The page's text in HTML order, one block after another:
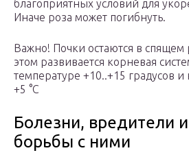
благоприятных условий для
Иначе роза может погибнуть.
Важно! Почки остаются в
этом развивается корневая
температуре +10..+15 градусов
+5 °С
Болезни, вредители
борьбы с ними